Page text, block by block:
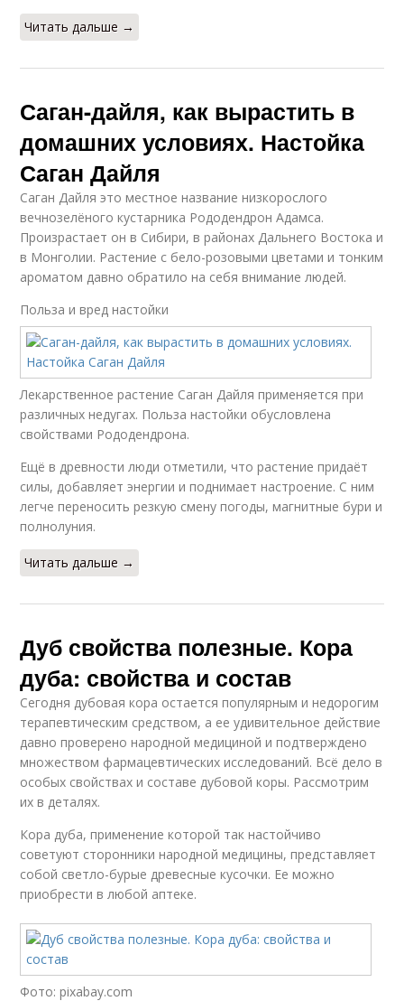
Читать дальше →
Саган-дайля, как вырастить в
домашних условиях. Настойка
Саган Дайля
Саган Дайля это местное название низкорослого
вечнозелёного кустарника Рододендрон Адамса.
Произрастает он в Сибири, в районах Дальнего Востока и
в Монголии. Растение с бело-розовыми цветами и тонким
ароматом давно обратило на себя внимание людей.
Польза и вред настойки
Лекарственное растение Саган Дайля применяется при
различных недугах. Польза настойки обусловлена
свойствами Рододендрона.
Ещё в древности люди отметили, что растение придаёт
силы, добавляет энергии и поднимает настроение. С ним
легче переносить резкую смену погоды, магнитные бури и
полнолуния.
Читать дальше →
Дуб свойства полезные. Кора
дуба: свойства и состав
Сегодня дубовая кора остается популярным и недорогим
терапевтическим средством, а ее удивительное действие
давно проверено народной медициной и подтверждено
множеством фармацевтических исследований. Всё дело в
особых свойствах и составе дубовой коры. Рассмотрим
их в деталях.
Кора дуба, применение которой так настойчиво
советуют сторонники народной медицины, представляет
собой светло-бурые древесные кусочки. Ее можно
приобрести в любой аптеке.
Фото: pixabay.com